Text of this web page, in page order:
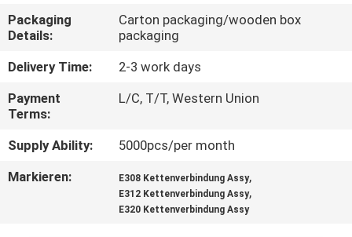
TRETEN
SIE
MIT
UNS
IN
VERBINDUNG
Packaging
Details:
Carton packaging/wooden box
packaging
Delivery Time:
2-3 work days
Payment
Terms:
L/C, T/T, Western Union
Supply Ability:
5000pcs/per month
Markieren:
E308 Kettenverbindung Assy,
E312 Kettenverbindung Assy,
E320 Kettenverbindung Assy